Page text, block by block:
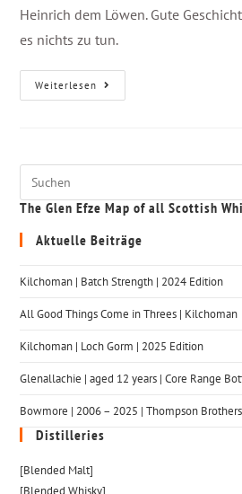
Heinrich dem Löwen. Gute
es nichts zu tun.
Weiterlesen
The Glen Efze Map of all Scottish
Aktuelle Beiträge
Kilchoman | Batch Strength | 2024 Edition
All Good Things Come in Threes | Kilchoman
Kilchoman | Loch Gorm​ | 2025 Edition
Glenallachie | aged 12 years | Core Range
Bowmore | 2006 – 2025 | Thompson Brothers
Distilleries
[Blended Malt]
[Blended Whisky]